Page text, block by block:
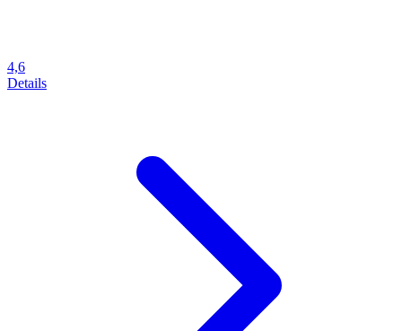
4,6
Details